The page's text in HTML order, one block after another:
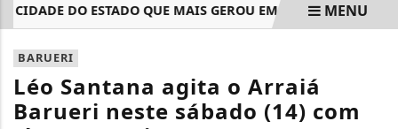
DO ESTADO QUE MAIS GEROU EMPREGOS FORMAIS EM
EM ALTA
MENU
BARUERI
Léo Santana agita o Arraiá
Barueri neste sábado (14) com